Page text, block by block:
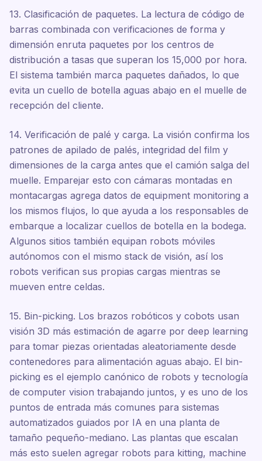
13. Clasificación de paquetes. La lectura de código de
barras combinada con verificaciones de forma y
dimensión enruta paquetes por los centros de
distribución a tasas que superan los 15,000 por hora.
El sistema también marca paquetes dañados, lo que
evita un cuello de botella aguas abajo en el muelle de
recepción del cliente.
14. Verificación de palé y carga. La visión confirma los
patrones de apilado de palés, integridad del film y
dimensiones de la carga antes que el camión salga del
muelle. Emparejar esto con cámaras montadas en
montacargas agrega datos de equipment monitoring a
los mismos flujos, lo que ayuda a los responsables de
embarque a localizar cuellos de botella en la bodega.
Algunos sitios también equipan robots móviles
autónomos con el mismo stack de visión, así los
robots verifican sus propias cargas mientras se
mueven entre celdas.
15. Bin-picking. Los brazos robóticos y cobots usan
visión 3D más estimación de agarre por deep learning
para tomar piezas orientadas aleatoriamente desde
contenedores para alimentación aguas abajo. El bin-
picking es el ejemplo canónico de robots y tecnología
de computer vision trabajando juntos, y es uno de los
puntos de entrada más comunes para sistemas
automatizados guiados por IA en una planta de
tamaño pequeño-mediano. Las plantas que escalan
más esto suelen agregar robots para kitting, machine